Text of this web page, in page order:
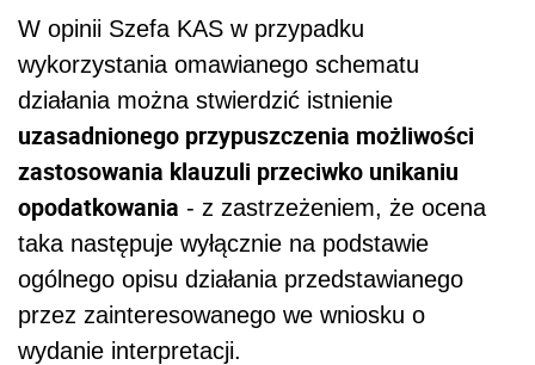
W opinii Szefa KAS w przypadku
wykorzystania omawianego schematu
działania można stwierdzić istnienie
uzasadnionego przypuszczenia możliwości
zastosowania klauzuli przeciwko unikaniu
opodatkowania - z zastrzeżeniem, że ocena
taka następuje wyłącznie na podstawie
ogólnego opisu działania przedstawianego
przez zainteresowanego we wniosku o
wydanie interpretacji.